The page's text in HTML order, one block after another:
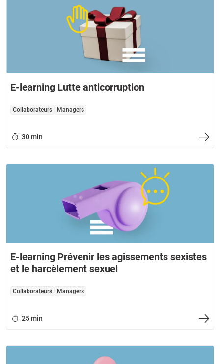
E-learning Lutte anticorruption
Collaborateurs Managers
30 min
E-learning Prévenir les agissements sexistes
et le harcèlement sexuel
Collaborateurs Managers
25 min